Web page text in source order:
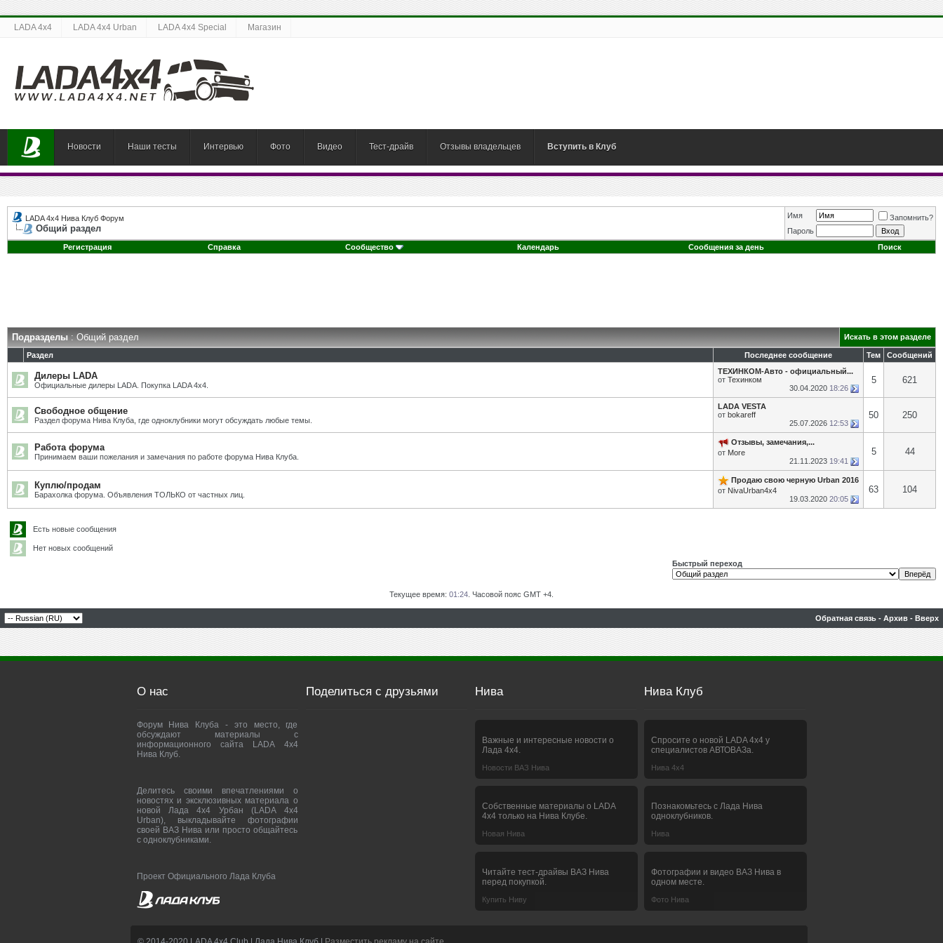
LADA 4x4 LADA 4x4 Urban LADA 4x4 Special Магазин
Новости Наши тесты Интервью Фото Видео Тест-драйв Отзывы владельцев Вступить в Клуб
LADA 4x4 Нива Клуб Форум
Общий раздел
Имя
Запомнить?
Пароль
Регистрация
Справка Сообщество Календарь Сообщения за день Поиск
Подразделы: Общий раздел Искать в этом разделе
Раздел Последнее сообщение Тем Сообщений
Дилеры LADA
Официальные дилеры LADA. Покупка LADA 4x4.
ТЕХИНКОМ-Авто - официальный...
от Техинком
30.04.2020 18:26
5 621
Свободное общение
Раздел форума Нива Клуба, где одноклубники могут обсуждать любые темы.
LADA VESTA
от bokareff
25.07.2026 12:53
50 250
Работа форума
Принимаем ваши пожелания и замечания по работе форума Нива Клуба.
Отзывы, замечания,...
от More
21.11.2023 19:41
5 44
Куплю/продам
Барахолка форума. Объявления ТОЛЬКО от частных лиц.
Продаю свою черную Urban 2016
от NivaUrban4x4
19.03.2020 20:05
63 104
Есть новые сообщения
Нет новых сообщений
Быстрый переход
Текущее время: 01:24 . Часовой пояс GMT +4.
Обратная связь - Архив - Вверх
О нас
Форум Нива Клуба - это место, где
обсуждают материалы с
информационного сайта LADA 4x4
Нива Клуб.
Делитесь своими впечатлениями о
новостях и эксклюзивных материала о
новой Лада 4х4 Урбан (LADA 4x4
Urban), выкладывайте фотографии
своей ВАЗ Нива или просто общайтесь
с одноклубниками.
Проект Официального Лада Клуба
Поделиться с друзьями Нива
Важные и интересные новости о
Лада 4х4.
Новости ВАЗ Нива
Собственные материалы о LADA
4x4 только на Нива Клубе.
Новая Нива
Читайте тест-драйвы ВАЗ Нива
перед покупкой.
Купить Ниву
Нива Клуб
Спросите о новой LADA 4x4 у
специалистов АВТОВАЗа.
Нива 4х4
Познакомьтесь с Лада Нива
одноклубников.
Нива
Фотографии и видео ВАЗ Нива в
одном месте.
Фото Нива